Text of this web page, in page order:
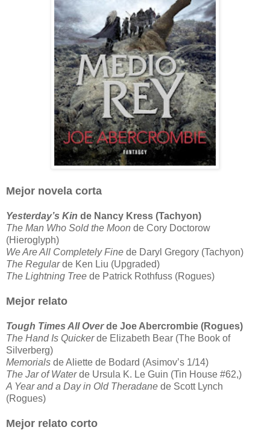
Mejor novela corta
Yesterday’s Kin de Nancy Kress (Tachyon)
The Man Who Sold the Moon de Cory Doctorow
(Hieroglyph)
We Are All Completely Fine de Daryl Gregory (Tachyon)
The Regularde Ken Liu (Upgraded)
The Lightning Tree de Patrick Rothfuss (Rogues)
Mejor relato
Tough Times All Overde Joe Abercrombie (Rogues)
The Hand Is Quickerde Elizabeth Bear (The Book of
Silverberg)
Memorials de Aliette de Bodard (Asimov’s 1/14)
The Jar of Waterde Ursula K. Le Guin (Tin House #62,)
A Year and a Day in Old Theradane de Scott Lynch
(Rogues)
Mejor relato corto